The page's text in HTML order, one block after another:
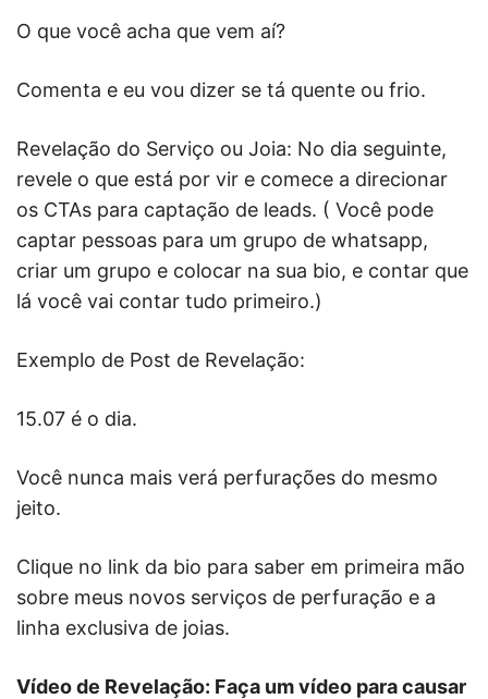
O que você acha que vem aí?
Comenta e eu vou dizer se tá quente ou frio.
Revelação do Serviço ou Joia: No dia seguinte,
revele o que está por vir e comece a direcionar
os CTAs para captação de leads. ( Você pode
captar pessoas para um grupo de whatsapp,
criar um grupo e colocar na sua bio, e contar que
lá você vai contar tudo primeiro.)
Exemplo de Post de Revelação:
15.07 é o dia.
Você nunca mais verá perfurações do mesmo
jeito.
Clique no link da bio para saber em primeira mão
sobre meus novos serviços de perfuração e a
linha exclusiva de joias.
Vídeo de Revelação: Faça um vídeo para causar